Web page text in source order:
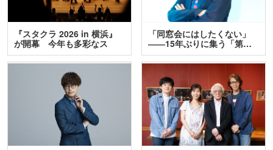
『スタクラ 2026 in 横浜』
が開幕 今年も多彩なス
テ…
「同窓会にはしたくない」
――15年ぶりに集う「第…